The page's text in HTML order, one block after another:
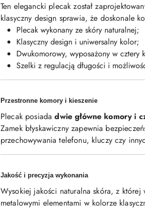
Ten elegancki plecak został
klasyczny design sprawia, że doskonale
Plecak wykonany ze skóry naturalnej;
Klasyczny design i uniwersalny kolor;
Dwukomorowy, wyposażony w cztery
Szelki z regulacją długości i
Przestronne komory i kieszenie
Plecak posiadadwie główne komory i
Zamek błyskawiczny zapewnia
przechowywania telefonu, kluczy czy
Jakość i precyzja wykonania
Wysokiej jakości naturalna skóra, z
metalowymi elementami w kolorze